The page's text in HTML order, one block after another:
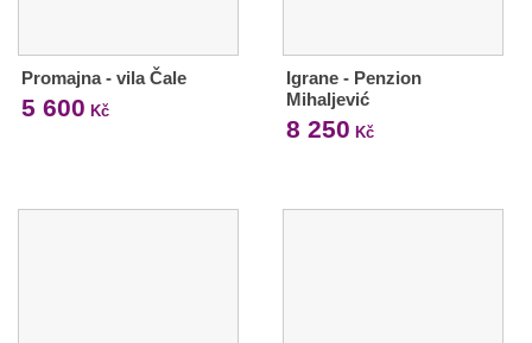
Promajna - vila Čale
5 600 Kč
Igrane - Penzion
Mihaljević
8 250 Kč